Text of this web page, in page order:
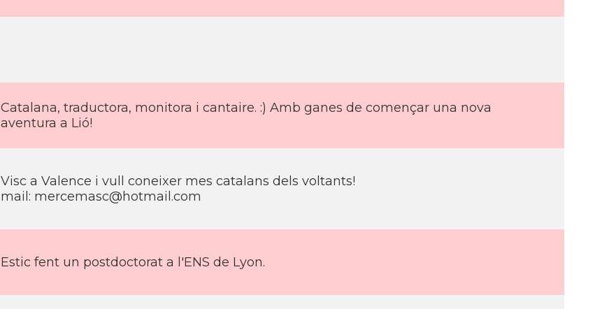
Catalana, traductora, monitora i cantaire. :) Amb ganes de començar una nova
aventura a Lió!
Visc a Valence i vull coneixer mes catalans dels voltants!
mail: mercemasc@hotmail.com
Estic fent un postdoctorat a l'ENS de Lyon.